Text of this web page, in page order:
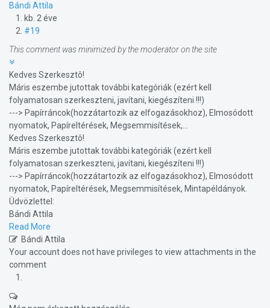
Bándi Attila
kb. 2 éve
#19
This comment was minimized by the moderator on the site
Kedves Szerkesztô!
Máris eszembe jutottak további kategóriák (ezért kell
folyamatosan szerkeszteni, javítani, kiegészíteni !!!)
---> Papírráncok(hozzátartozik az elfogazásokhoz), Elmosódott
nyomatok, Papíreltérések, Megsemmisítések,...
Kedves Szerkesztô!
Máris eszembe jutottak további kategóriák (ezért kell
folyamatosan szerkeszteni, javítani, kiegészíteni !!!)
---> Papírráncok(hozzátartozik az elfogazásokhoz), Elmosódott
nyomatok, Papíreltérések, Megsemmisítések, Mintapéldányok.
Üdvözlettel:
Bándi Attila
Read More
Bándi Attila
Your account does not have privileges to view attachments in the
comment